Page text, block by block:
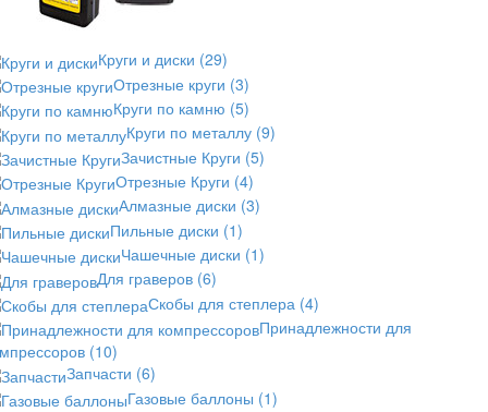
Круги и диски (29)
Отрезные круги (3)
Круги по камню (5)
Круги по металлу (9)
Зачистные Круги (5)
Отрезные Круги (4)
Алмазные диски (3)
Пильные диски (1)
Чашечные диски (1)
Для граверов (6)
Скобы для степлера (4)
Принадлежности для
(10)
Запчасти (6)
Газовые баллоны (1)